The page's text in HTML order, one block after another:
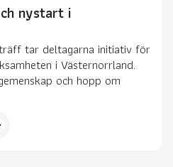
nystart i
tar deltagarna initiativ för
i Västernorrland.
och hopp om